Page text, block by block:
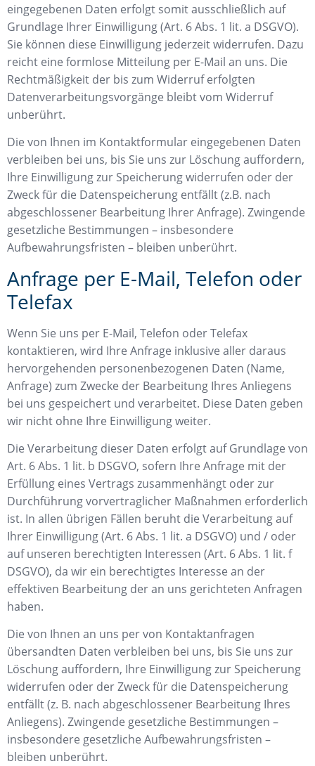
eingegebenen Daten erfolgt somit ausschließlich auf
Grundlage Ihrer Einwilligung (Art. 6 Abs. 1 lit. a DSGVO).
Sie können diese Einwilligung jederzeit widerrufen. Dazu
reicht eine formlose Mitteilung per E-Mail an uns. Die
Rechtmäßigkeit der bis zum Widerruf erfolgten
Datenverarbeitungsvorgänge bleibt vom Widerruf
unberührt.
Die von Ihnen im Kontaktformular eingegebenen Daten
verbleiben bei uns, bis Sie uns zur Löschung auffordern,
Ihre Einwilligung zur Speicherung widerrufen oder der
Zweck für die Datenspeicherung entfällt (z.B. nach
abgeschlossener Bearbeitung Ihrer Anfrage). Zwingende
gesetzliche Bestimmungen – insbesondere
Aufbewahrungsfristen – bleiben unberührt.
Anfrage per E-Mail, Telefon oder
Telefax
Wenn Sie uns per E-Mail, Telefon oder Telefax
kontaktieren, wird Ihre Anfrage inklusive aller daraus
hervorgehenden personenbezogenen Daten (Name,
Anfrage) zum Zwecke der Bearbeitung Ihres Anliegens
bei uns gespeichert und verarbeitet. Diese Daten geben
wir nicht ohne Ihre Einwilligung weiter.
Die Verarbeitung dieser Daten erfolgt auf Grundlage von
Art. 6 Abs. 1 lit. b DSGVO, sofern Ihre Anfrage mit der
Erfüllung eines Vertrags zusammenhängt oder zur
Durchführung vorvertraglicher Maßnahmen erforderlich
ist. In allen übrigen Fällen beruht die Verarbeitung auf
Ihrer Einwilligung (Art. 6 Abs. 1 lit. a DSGVO) und / oder
auf unseren berechtigten Interessen (Art. 6 Abs. 1 lit. f
DSGVO), da wir ein berechtigtes Interesse an der
effektiven Bearbeitung der an uns gerichteten Anfragen
haben.
Die von Ihnen an uns per von Kontaktanfragen
übersandten Daten verbleiben bei uns, bis Sie uns zur
Löschung auffordern, Ihre Einwilligung zur Speicherung
widerrufen oder der Zweck für die Datenspeicherung
entfällt (z. B. nach abgeschlossener Bearbeitung Ihres
Anliegens). Zwingende gesetzliche Bestimmungen –
insbesondere gesetzliche Aufbewahrungsfristen –
bleiben unberührt.